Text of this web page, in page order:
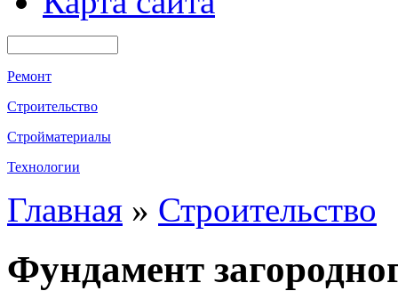
Ремонт
Строительство
Стройматериалы
Технологии
Главная » Строительство
Фундамент